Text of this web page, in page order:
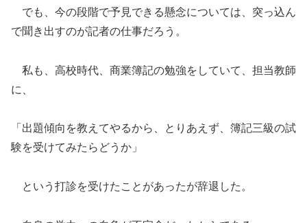
でも、今の段階で予見できる懸念については、突っ込ん
で聞き出すのが記者の仕事だろう。
私も、高校時代、商業簿記の勉強をしていて、担当教師
に、
「出題傾向を教えてやるから、とりあえず、簿記三級の試
験を受けてみたらどうか」
という打診を受けたことがあったが辞退した。